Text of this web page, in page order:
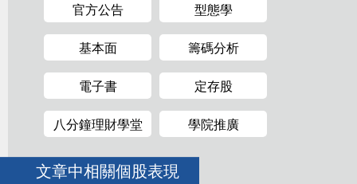
官方公告 型態學
基本面 籌碼分析
電子書 定存股
八分鐘理財學堂 學院推廣
文章中相關個股表現